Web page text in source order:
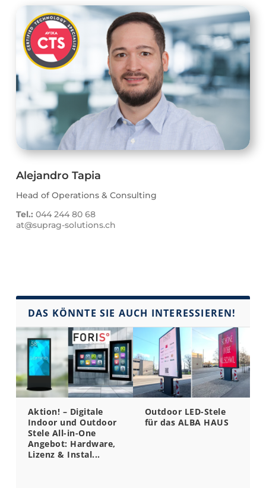
Alejandro Tapia
Head of Operations & Consulting
Tel.: 044 244 80 68
at@suprag-solutions.ch
DAS KÖNNTE SIE AUCH INTERESSIEREN!
Aktion! – Digitale
Indoor und Outdoor
Stele All-in-One
Angebot: Hardware,
Lizenz & Instal...
Outdoor LED-Stele
für das ALBA HAUS